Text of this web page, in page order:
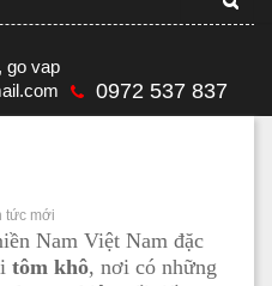
go vap
0972 537 837
tức mới
Nam Việt Nam đặc
tôm khô, nơi có những